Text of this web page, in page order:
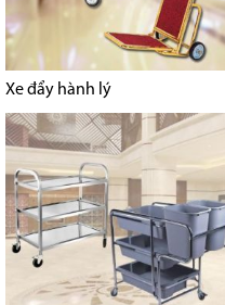
Xe đẩy hành lý